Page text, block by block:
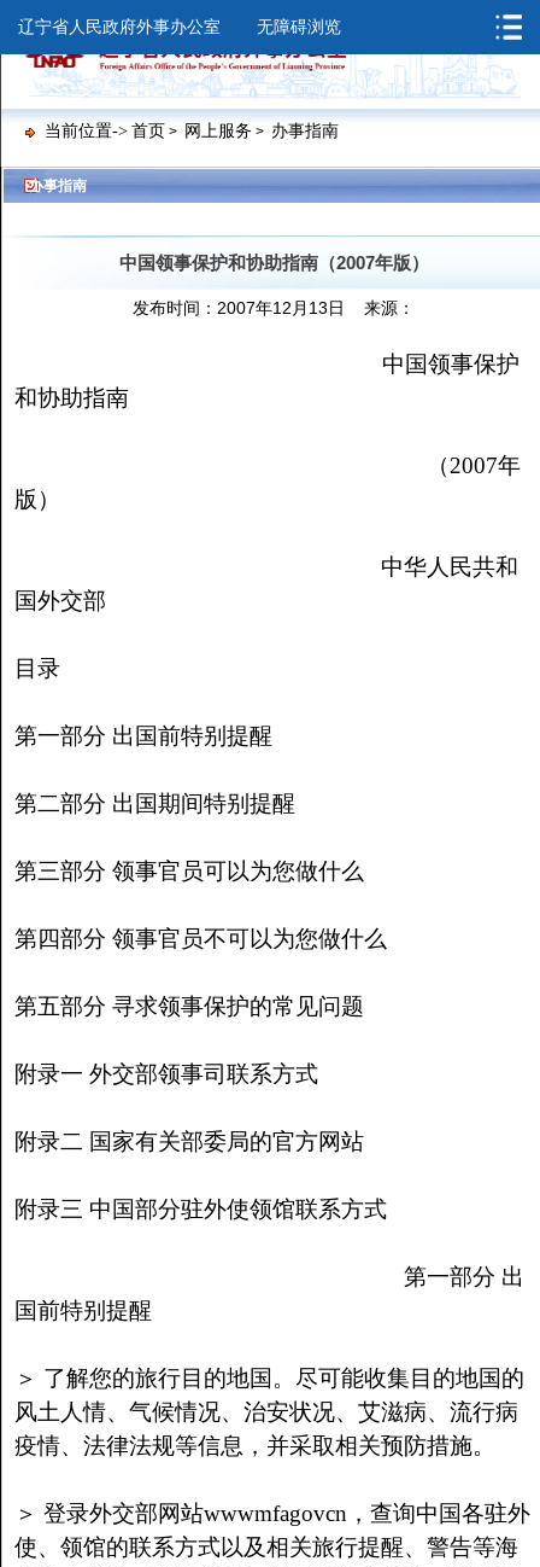
辽宁省人民政府外事办公室 无障碍浏览
当前位置-> 首页 > 网上服务 > 办事指南
>办事指南
中国领事保护和协助指南（2007年版）
发布时间：2007年12月13日 来源：
中国领事保护
和协助指南
（2007年
版）
中华人民共和
国外交部
目录
第一部分 出国前特别提醒
第二部分 出国期间特别提醒
第三部分 领事官员可以为您做什么
第四部分 领事官员不可以为您做什么
第五部分 寻求领事保护的常见问题
附录一 外交部领事司联系方式
附录二 国家有关部委局的官方网站
附录三 中国部分驻外使领馆联系方式
第一部分 出
国前特别提醒
＞ 了解您的旅行目的地国。尽可能收集目的地国的
风土人情、气候情况、治安状况、艾滋病、流行病
疫情、法律法规等信息，并采取相关预防措施。
＞ 登录外交部网站wwwmfagovcn，查询中国各驻外
使、领馆的联系方式以及相关旅行提醒、警告等海